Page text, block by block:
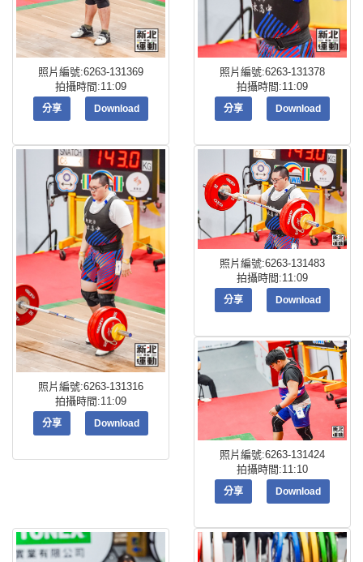
照片編號:6263-131369
拍攝時間:11:09
分享 Download
照片編號:6263-131378
拍攝時間:11:09
分享 Download
照片編號:6263-131316
拍攝時間:11:09
分享 Download
照片編號:6263-131483
拍攝時間:11:09
分享 Download
照片編號:6263-131424
拍攝時間:11:10
分享 Download